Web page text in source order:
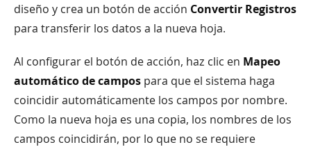
diseño y crea un botón de acción Convertir Registros
para transferir los datos a la nueva hoja.
Al configurar el botón de acción, haz clic en Mapeo
automático de campos para que el sistema haga
coincidir automáticamente los campos por nombre.
Como la nueva hoja es una copia, los nombres de los
campos coincidirán, por lo que no se requiere